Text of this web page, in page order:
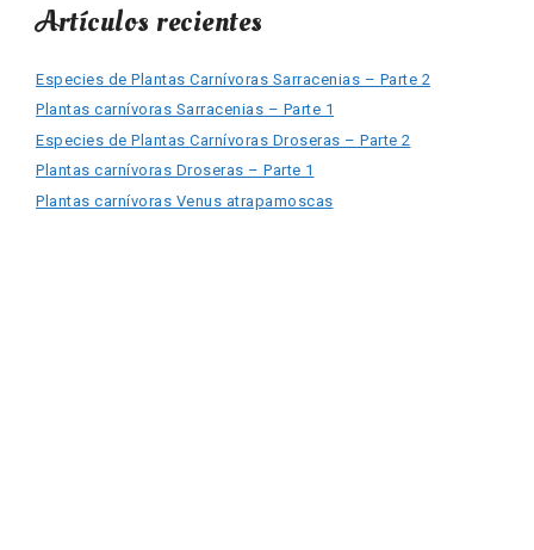
Artículos recientes
Especies de Plantas Carnívoras Sarracenias – Parte 2
Plantas carnívoras Sarracenias – Parte 1
Especies de Plantas Carnívoras Droseras – Parte 2
Plantas carnívoras Droseras – Parte 1
Plantas carnívoras Venus atrapamoscas